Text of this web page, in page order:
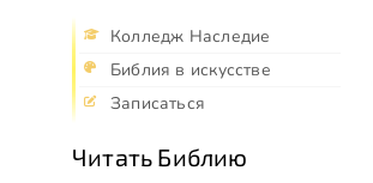
Колледж Наследие
Библия в искусстве
Записаться
Читать Библию